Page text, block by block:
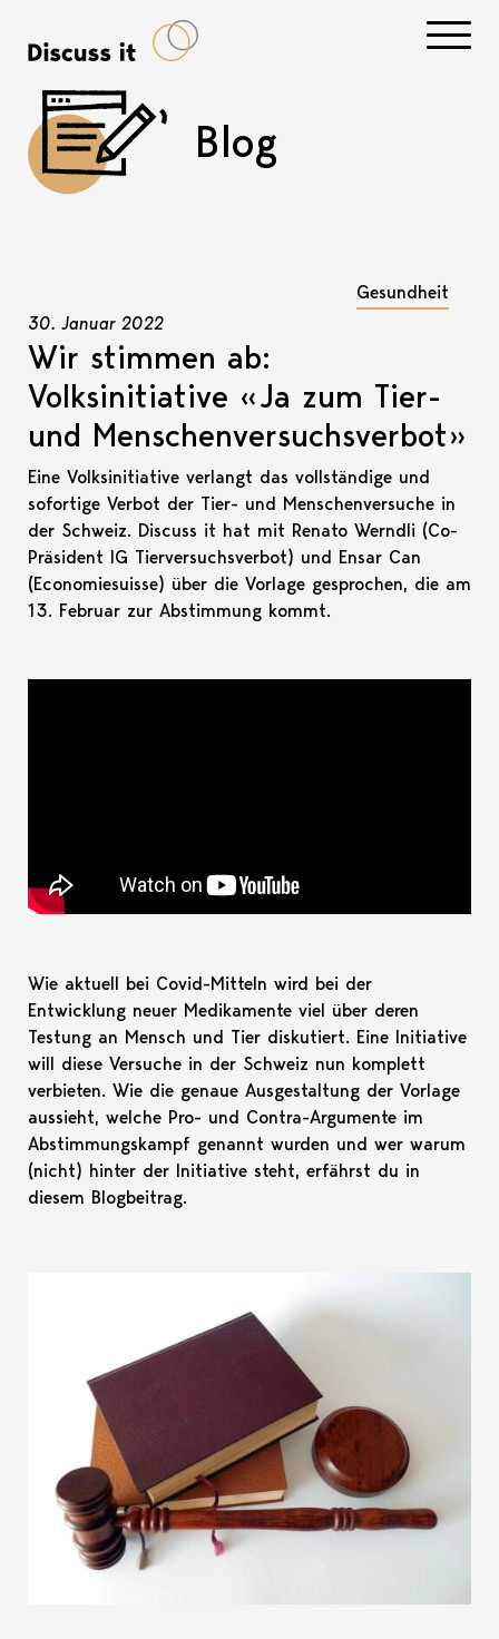
Blog
Gesundheit
30. Januar 2022
Wir stimmen ab:
Volksinitiative «Ja zum Tier-
und Menschenversuchsverbot»
Eine Volksinitiative verlangt das vollständige und
sofortige Verbot der Tier- und Menschenversuche in
der Schweiz. Discuss it hat mit Renato Werndli (Co-
Präsident IG Tierversuchsverbot) und Ensar Can
(Economiesuisse) über die Vorlage gesprochen, die am
13. Februar zur Abstimmung kommt.
Wie aktuell bei Covid-Mitteln wird bei der
Entwicklung neuer Medikamente viel über deren
Testung an Mensch und Tier diskutiert. Eine Initiative
will diese Versuche in der Schweiz nun komplett
verbieten. Wie die genaue Ausgestaltung der Vorlage
aussieht, welche Pro- und Contra-Argumente im
Abstimmungskampf genannt wurden und wer warum
(nicht) hinter der Initiative steht, erfährst du in
diesem Blogbeitrag.